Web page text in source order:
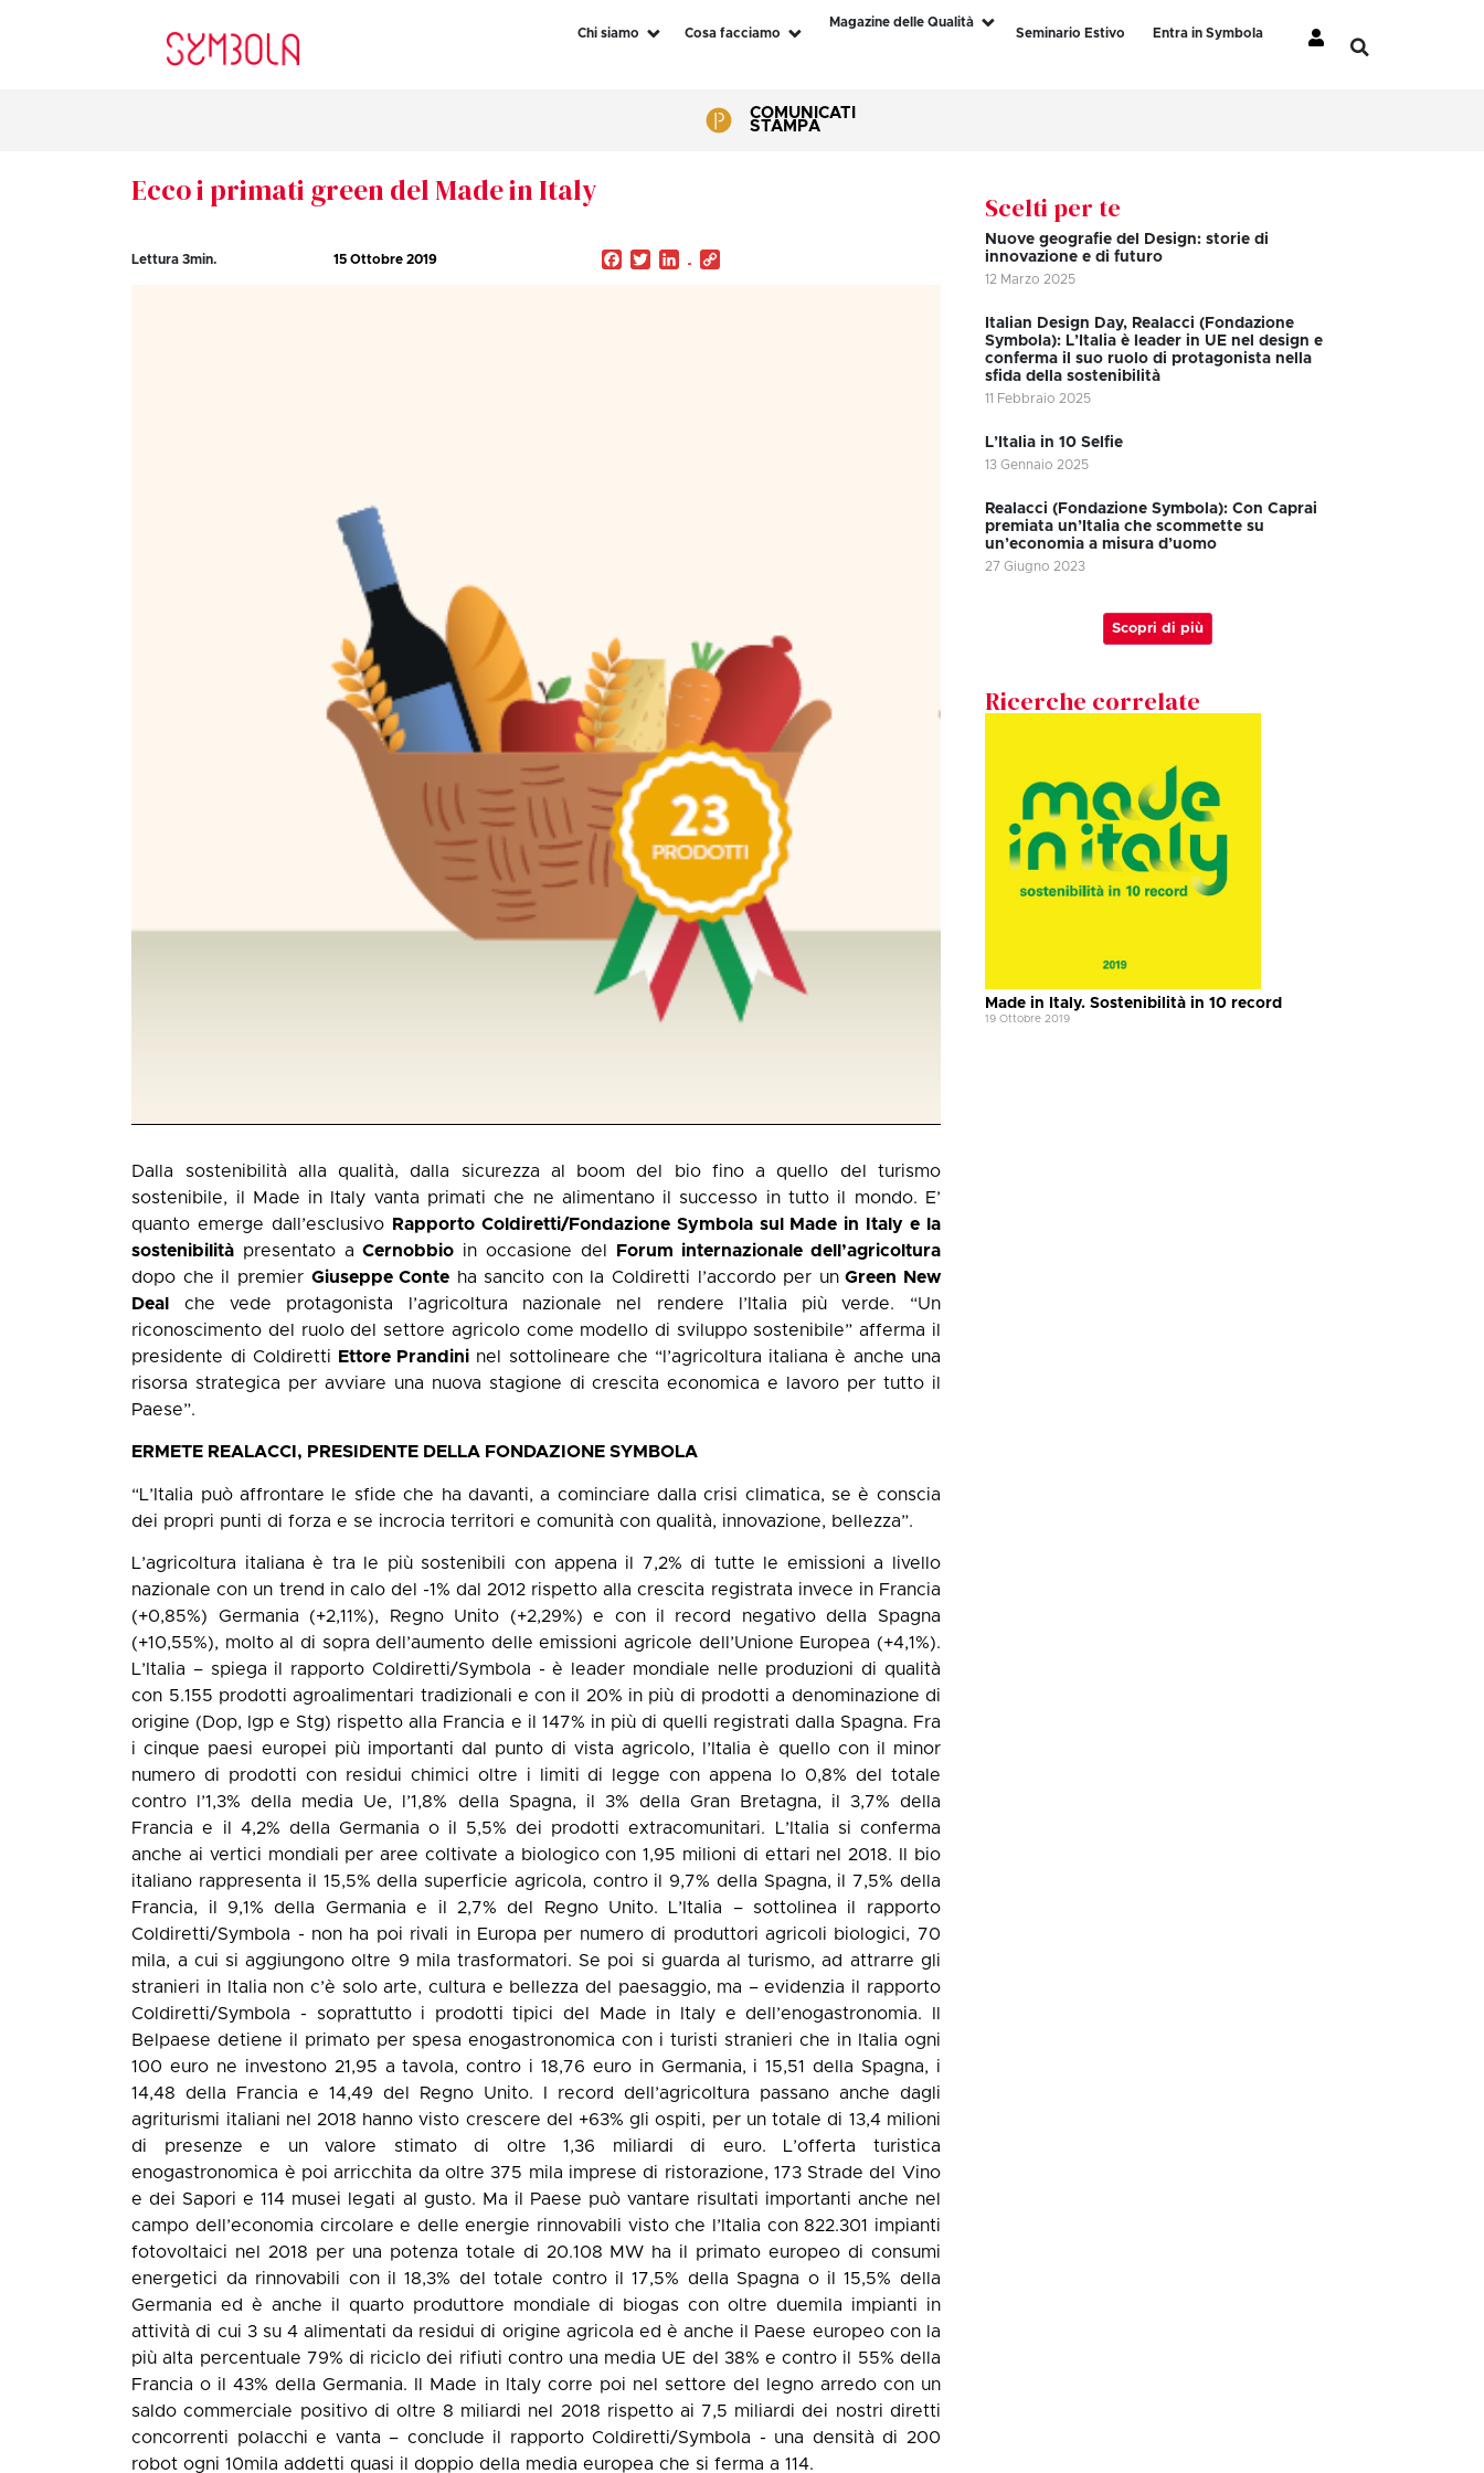
Chi siamo Cosa facciamo
Magazine delle Qualità
Seminario Estivo
Entra in Symbola
COMUNICATI
STAMPA
Ecco i primati green del Made in Italy
Lettura3min. 15 Ottobre 2019 Facebook
TwitterLinkedIn
Dalla sostenibilità alla qualità, dalla sicurezza al boom del bio fino a quello del turismo
sostenibile, il Made in Italy vanta primati che ne alimentano il successo in tutto il mondo. E’
quanto emerge dall’esclusivo
Rapporto Coldiretti/Fondazione Symbola sul Made in Italy e la
sostenibilità presentato a Cernobbio in occasione del
Forum internazionale dell’agricoltura
dopo che il premier Giuseppe Conte ha sancito con la Coldiretti l’accordo per unGreen New
Deal
che vede protagonista l’agricoltura nazionale nel rendere l’Italia più verde. “Un
riconoscimento del ruolo del settore agricolo come modello di sviluppo sostenibile” afferma il
presidente di Coldiretti
Ettore Prandini nel sottolineare che “l’agricoltura italiana è anche una
risorsa strategica per avviare una nuova stagione di crescita economica e lavoro per tutto il
Paese”.
ERMETE REALACCI, PRESIDENTE DELLA FONDAZIONE SYMBOLA
“L’Italia può affrontare le sfide che ha davanti, a cominciare dalla crisi climatica, se è conscia
dei propri punti di forza e se incrocia territori e comunità con qualità, innovazione, bellezza”.
L’agricoltura italiana è tra le più sostenibili con appena il 7,2% di tutte le emissioni a livello
nazionale con un trend in calo del -1% dal 2012 rispetto alla crescita registrata invece in Francia
(+0,85%) Germania (+2,11%), Regno Unito (+2,29%) e con il record negativo della Spagna
(+10,55%), molto al di sopra dell’aumento delle emissioni agricole dell’Unione Europea (+4,1%).
L’Italia – spiega il rapporto Coldiretti/Symbola - è leader mondiale nelle produzioni di qualità
con 5.155 prodotti agroalimentari tradizionali e con il 20% in più di prodotti a denominazione di
origine (Dop, Igp e Stg) rispetto alla Francia e il 147% in più di quelli registrati dalla Spagna. Fra
i cinque paesi europei più importanti dal punto di vista agricolo, l’Italia è quello con il minor
numero di prodotti con residui chimici oltre i limiti di legge con appena lo 0,8% del totale
contro l’1,3% della media Ue, l’1,8% della Spagna, il 3% della Gran Bretagna, il 3,7% della
Francia e il 4,2% della Germania o il 5,5% dei prodotti extracomunitari. L’Italia si conferma
anche ai vertici mondiali per aree coltivate a biologico con 1,95 milioni di ettari nel 2018. Il bio
italiano rappresenta il 15,5% della superficie agricola, contro il 9,7% della Spagna, il 7,5% della
Francia, il 9,1% della Germania e il 2,7% del Regno Unito. L’Italia – sottolinea il rapporto
Coldiretti/Symbola - non ha poi rivali in Europa per numero di produttori agricoli biologici, 70
mila, a cui si aggiungono oltre 9 mila trasformatori. Se poi si guarda al turismo, ad attrarre gli
stranieri in Italia non c’è solo arte, cultura e bellezza del paesaggio, ma – evidenzia il rapporto
Coldiretti/Symbola - soprattutto i prodotti tipici del Made in Italy e dell’enogastronomia. Il
Belpaese detiene il primato per spesa enogastronomica con i turisti stranieri che in Italia ogni
100 euro ne investono 21,95 a tavola, contro i 18,76 euro in Germania, i 15,51 della Spagna, i
14,48 della Francia e 14,49 del Regno Unito. I record dell’agricoltura passano anche dagli
agriturismi italiani nel 2018 hanno visto crescere del +63% gli ospiti, per un totale di 13,4 milioni
di presenze e un valore stimato di oltre 1,36 miliardi di euro. L’offerta turistica
enogastronomica è poi arricchita da oltre 375 mila imprese di ristorazione, 173 Strade del Vino
e dei Sapori e 114 musei legati al gusto. Ma il Paese può vantare risultati importanti anche nel
campo dell’economia circolare e delle energie rinnovabili visto che l’Italia con 822.301 impianti
fotovoltaici nel 2018 per una potenza totale di 20.108 MW ha il primato europeo di consumi
energetici da rinnovabili con il 18,3% del totale contro il 17,5% della Spagna o il 15,5% della
Germania ed è anche il quarto produttore mondiale di biogas con oltre duemila impianti in
attività di cui 3 su 4 alimentati da residui di origine agricola ed è anche il Paese europeo con la
più alta percentuale 79% di riciclo dei rifiuti contro una media UE del 38% e contro il 55% della
Francia o il 43% della Germania. Il Made in Italy corre poi nel settore del legno arredo con un
saldo commerciale positivo di oltre 8 miliardi nel 2018 rispetto ai 7,5 miliardi dei nostri diretti
concorrenti polacchi e vanta – conclude il rapporto Coldiretti/Symbola - una densità di 200
robot ogni 10mila addetti quasi il doppio della media europea che si ferma a 114.
Scelti per te
Nuove geografie del Design: storie di
innovazione e di futuro
12 Marzo 2025
Italian Design Day, Realacci (Fondazione
Symbola): L’Italia è leader in UE nel design e
conferma il suo ruolo di protagonista nella
sfida della sostenibilità
11 Febbraio 2025
L’Italia in 10 Selfie
13 Gennaio 2025
Realacci (Fondazione Symbola): Con Caprai
premiata un’Italia che scommette su
un’economia a misura d’uomo
27 Giugno 2023
Scopri di più
Ricerche correlate
Made in Italy. Sostenibilità in 10 record
19 Ottobre 2019